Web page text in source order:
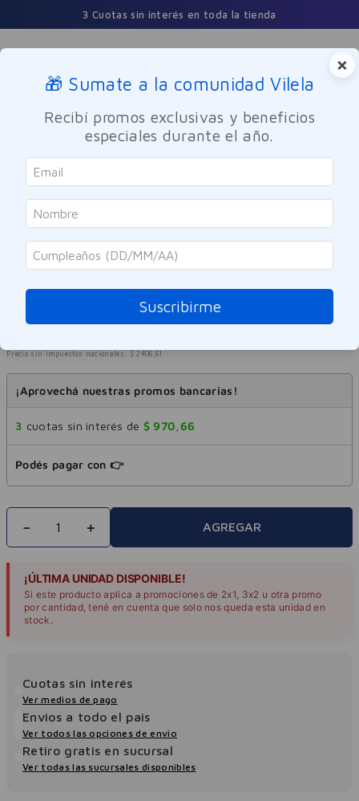
3 Cuotas sin interés en toda la tienda
Buscar
Cuidado de la Salud Primeros Auxilios
Quimica Estrella
Algodón Hidrófilo Super 200gr
Referencia
2912,00
Precio sin impuestos nacionales: $ 2406 ,61
¡Aprovechá nuestras promos bancarias!
3 cuotas sin interés de $ 970,66
Podés pagar con 👉
＋
－ AGREGAR
¡ÚLTIMA UNIDAD DISPONIBLE!
Si este producto aplica a promociones de 2x1, 3x2 u otra promo
por cantidad, tené en cuenta que solo nos queda esta unidad en
stock.
Cuotas sin interés
Ver medios de pago
Envios a todo el pais
Ver todos las opciones de envio
Retiro gratis en sucursal
Ver todas las sucursales disponibles
×
🎁 Sumate a la comunidad Vilela
Recibí promos exclusivas y beneficios
especiales durante el año.
Suscribirme